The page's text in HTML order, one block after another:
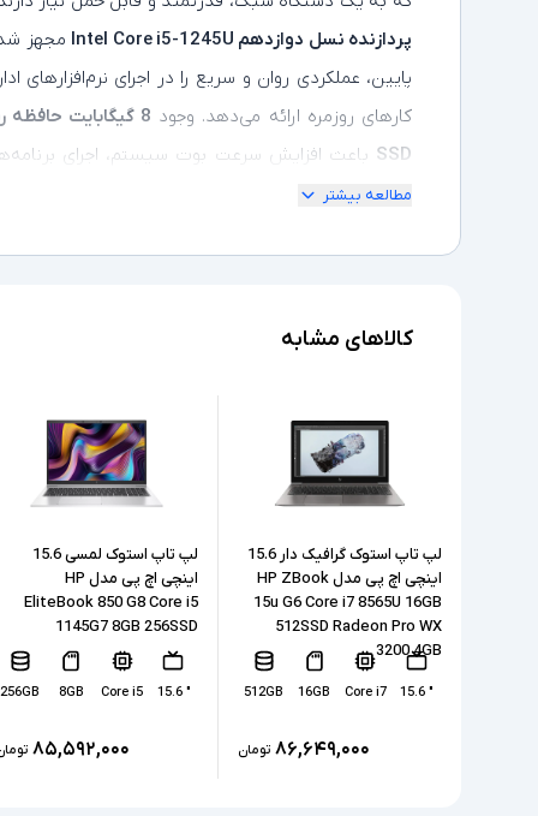
پردازنده نسل دوازدهم Intel Core i5-1245U
مجهز
پایین، عملکردی روان و سریع را در اجرای
کارهای روزمره ارائه می‌دهد. وجود
SSD باعث افزایش سرعت بوت سیستم، اجرای
اینچی Full HD لمسی
مطالعه بیشتر
کالاهای مشابه
لپ تاپ استوک گرافیک دار 15.6
اینچی اچ پی مدل HP ZBook
15u G6 Core i7 8565U 16GB
512SSD Radeon Pro WX
3200 4GB
" 15.6
Core i7
16GB
512GB
۸۶,۶۴۹,۰۰۰ تومان
لپ تاپ استوک لمسی 15.6
اینچی اچ پی مدل HP
EliteBook 850 G8 Core i5
1145G7 8GB 256SSD
" 15.6
Core i5
8GB
256GB
۸۵,۵۹۲,۰۰۰